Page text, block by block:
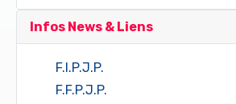
Infos News & Liens
F.I.P.J.P.
F.F.P.J.P.